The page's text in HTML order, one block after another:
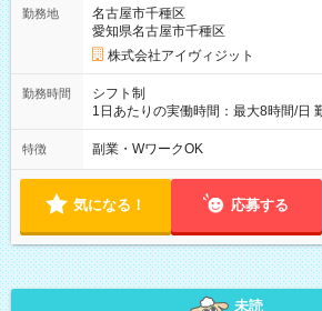
勤務地
名古屋市千種区
愛知県名古屋市千種区
株式会社アイヴィジット
勤務時間
シフト制
1日あたりの実働時間：最大8時間/日
00(実働8h、休憩1h) 土日祝含む週3
ん週5日勤務もOK♪ 勤務期間：2026年8月12日～9月9日※リスト
特徴 副業・WワークOK
気になる！ 応募する
未読